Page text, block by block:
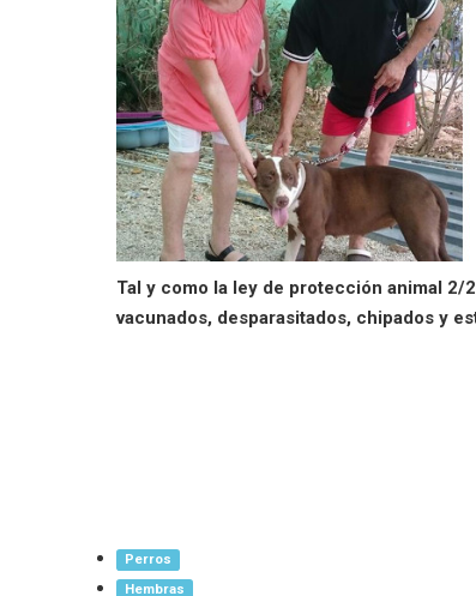
Tal y como la ley de protección animal
vacunados, desparasitados, chipados y
Perros
Hembras